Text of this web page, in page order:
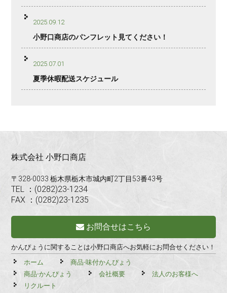
2025.09.12
小野口商店のパンフレット見てください！
2025.07.01
夏季休暇配送スケジュール
株式会社 小野口商店
〒328-0033 栃木県栃木市城内町2丁目53番43号
TEL ：(0282)23-1234
FAX ：(0282)23-1235
お問合せはこちら
かんぴょうに関することは小野口商店へお気軽にお問合せください！
ホーム
商品-味付かんぴょう
商品-かんぴょう
会社概要
法人のお客様へ
リクルート